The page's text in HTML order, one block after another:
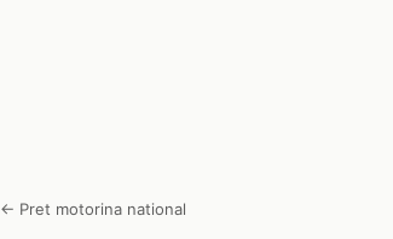
← Pret motorina national